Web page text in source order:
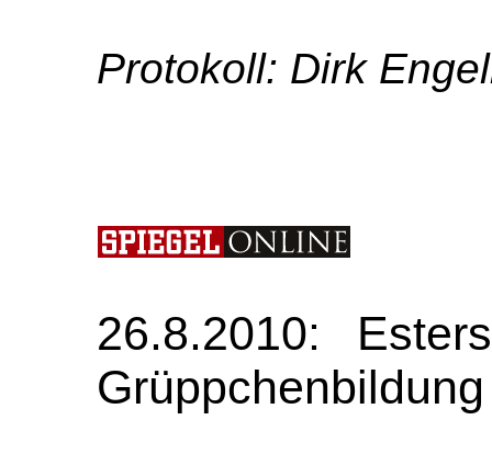
Protokoll: Dirk
26.8.2010:
Grüppchenbildung